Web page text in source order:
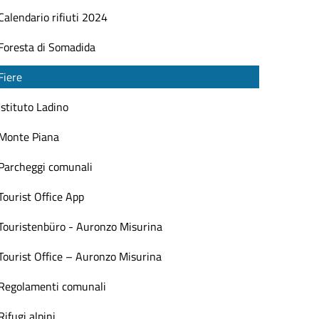
rifiuti 2024
di Somadida
Ladino
Piana
comunali
Office App
- Auronzo Misurina
Office – Auronzo Misurina
comunali